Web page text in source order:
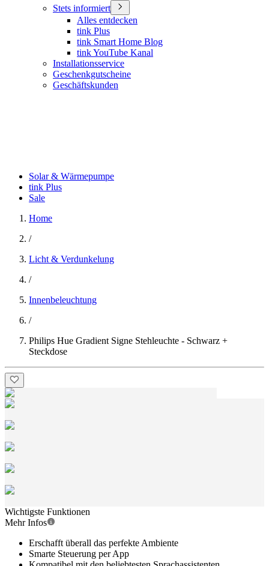
Stets informiert
Alles entdecken
tink Plus
tink Smart Home Blog
tink YouTube Kanal
Installationsservice
Geschenkgutscheine
Geschäftskunden
Solar & Wärmepumpe
tink Plus
Sale
Home
/
Licht & Verdunkelung
/
Innenbeleuchtung
/
Philips Hue Gradient Signe Stehleuchte - Schwarz +
Steckdose
Wichtigste Funktionen
Mehr Infos
Erschafft überall das perfekte Ambiente
Smarte Steuerung per App